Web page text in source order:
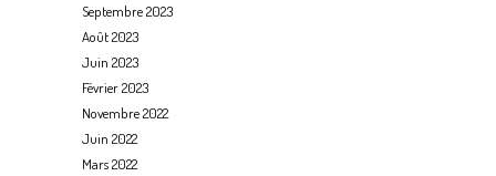
Septembre 2023
Août 2023
Juin 2023
Février 2023
Novembre 2022
Juin 2022
Mars 2022